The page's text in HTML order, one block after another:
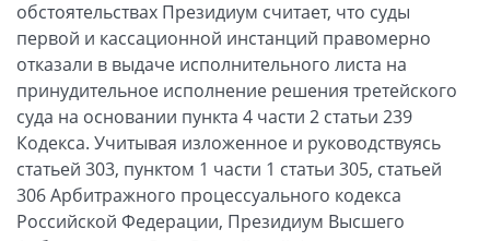
обстоятельствах Президиум считает, что суды
первой и кассационной инстанций правомерно
отказали в выдаче исполнительного листа на
принудительное исполнение решения третейского
суда на основании пункта 4 части 2 статьи 239
Кодекса. Учитывая изложенное и руководствуясь
статьей 303, пунктом 1 части 1 статьи 305, статьей
306 Арбитражного процессуального кодекса
Российской Федерации, Президиум Высшего